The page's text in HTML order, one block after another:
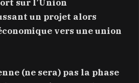
sur l’Union
un projet alors
vers une union
(ne sera) pas la phase